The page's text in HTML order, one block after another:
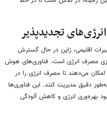
تجدیدپذیر
اقلیمی، ژاپن در حال گسترش
مصرف انرژی است. فناوری‌های هوش
امکان می‌دهند تا مصرف انرژی را در
دقیق مدیریت کنند. این فناوری‌ها
بهره‌وری انرژی و کاهش آلودگی